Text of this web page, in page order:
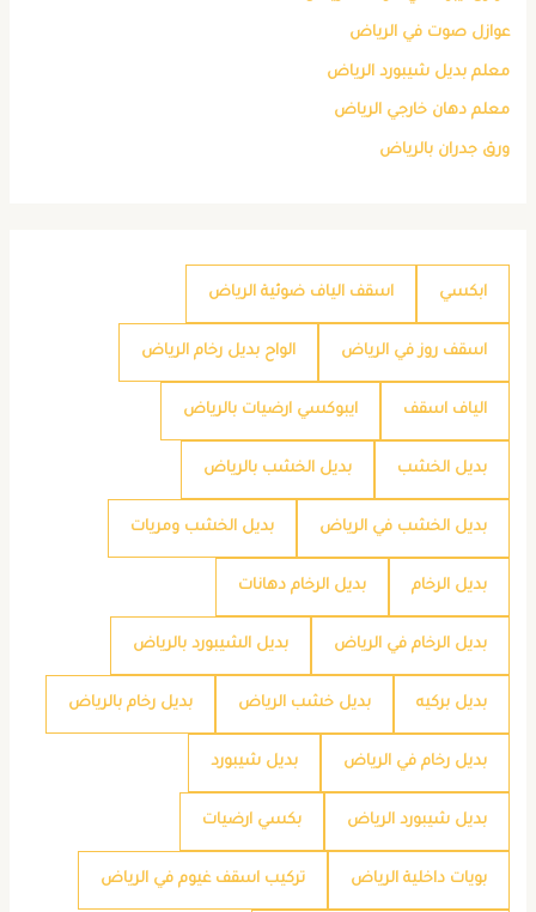
عوازل صوت في الرياض
معلم بديل شيبورد الرياض
معلم دهان خارجي الرياض
ورق جدران بالرياض
ابكسي اسقف الياف ضوئية الرياض
اسقف روز في الرياض الواح بديل رخام الرياض
الياف اسقف ايبوكسي ارضيات بالرياض
بديل الخشب بديل الخشب بالرياض
بديل الخشب في الرياض بديل الخشب ومريات
بديل الرخام بديل الرخام دهانات
بديل الرخام في الرياض بديل الشيبورد بالرياض
بديل بركيه بديل خشب الرياض بديل رخام بالرياض
بديل رخام في الرياض بديل شيبورد
بديل شيبورد الرياض بكسي ارضيات
بويات داخلية الرياض تركيب اسقف غيوم في الرياض